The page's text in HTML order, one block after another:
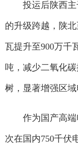
投运后陕西主
的升级跨越，陕
瓦提升至900万千
吨，减少二氧化
树，显著增强区域
作为国产高端
次在国内750千伏